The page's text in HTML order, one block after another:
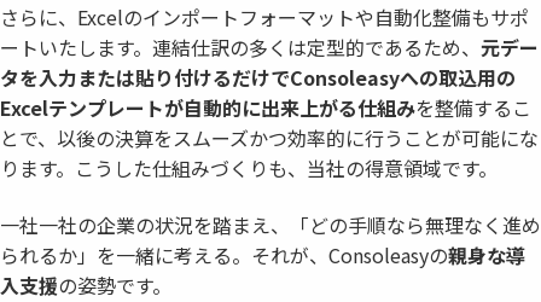
さらに、Excelのインポートフォーマットや自動化整備もサポ
ートいたします。連結仕訳の多くは定型的であるため、 元デー
タを入力または貼り付けるだけでConsoleasyへの取込用の
Excelテンプレートが自動的に出来上がる仕組みを整備するこ
とで、以後の決算をスムーズかつ効率的に行うことが可能にな
ります。こうした仕組みづくりも、当社の得意領域です。
一社一社の企業の状況を踏まえ、「どの手順なら無理なく進め
られるか」を一緒に考える。それが、Consoleasyの親身な導
入支援の姿勢です。